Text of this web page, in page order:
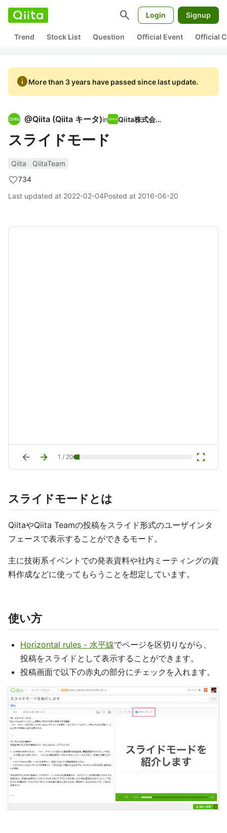
search Login Signup
Trend Stock List Question Official Event Official
infoMore than 3 years have passed since last update.
@Qiita (Qiita キータ)in Qiita株式会社
スライドモード
Qiita
QiitaTeam
734
Last updated at 2022-02-04Posted at 2016-06-20
arrow_back arrow_forward 1 / 20 fullscreen
スライドモードとは
QiitaやQiita Teamの投稿をスライド形式のユーザインタ
フェースで表示することができるモード。
主に技術系イベントでの発表資料や社内ミーティングの資
料作成などに使ってもらうことを想定しています。
使い方
Horizontal rules - 水平線でページを区切りながら、
投稿をスライドとして表示することができます。
投稿画面で以下の赤丸の部分にチェックを入れます。